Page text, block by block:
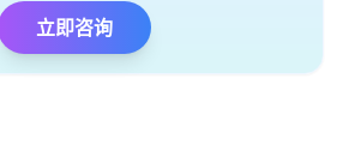
立即咨询